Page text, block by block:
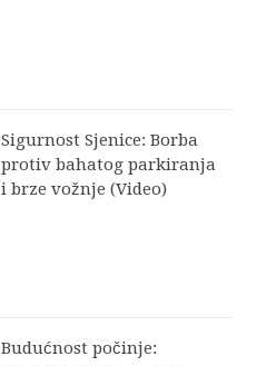
Sigurnost Sjenice: Borba
protiv bahatog parkiranja
i brze vožnje (Video)
Budućnost počinje: